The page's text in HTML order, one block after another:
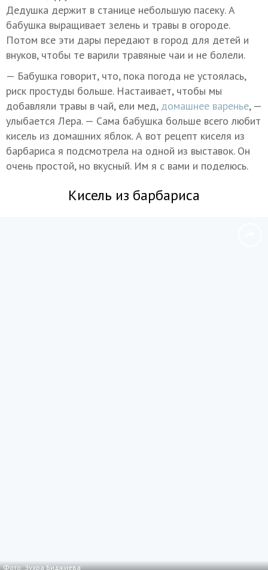
Дедушка держит в станице небольшую пасеку. А
бабушка выращивает зелень и травы в огороде.
Потом все эти дары передают в город для детей и
внуков, чтобы те варили травяные чаи и не болели.
— Бабушка говорит, что, пока погода не устоялась,
риск простуды больше. Настаивает, чтобы мы
добавляли травы в чай, ели мед, домашнее варенье, —
улыбается Лера. — Сама бабушка больше всего любит
кисель из домашних яблок. А вот рецепт киселя из
барбариса я подсмотрела на одной из выставок. Он
очень простой, но вкусный. Им я с вами и поделюсь.
Кисель из барбариса
Фото: Зухра Биджиева